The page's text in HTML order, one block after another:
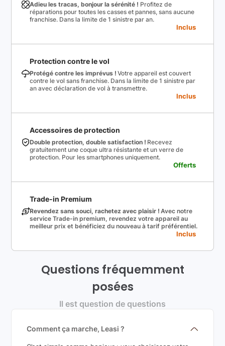
Adieu les tracas, bonjour la sérénité ! Profitez de
réparations pour toutes les casses et pannes, sans aucune
franchise. Dans la limite de 1 sinistre par an.
Inclus
Protection contre le vol
Protégé contre les imprévus ! Votre appareil est couvert
contre le vol sans franchise. Dans la limite de 1 sinistre par
an avec déclaration de vol à transmettre.
Inclus
Accessoires de protection
Double protection, double satisfaction ! Recevez
gratuitement une coque ultra résistante et un verre de
protection. Pour les smartphones uniquement.
Offerts
Trade-in Premium
Revendez sans souci, rachetez avec plaisir ! Avec notre
service Trade-in premium, revendez votre appareil au
meilleur prix et bénéficiez du nouveau à tarif préférentiel.
Inclus
Questions fréquemment
posées
Il est question de questions
Comment ça marche, Leasi ?